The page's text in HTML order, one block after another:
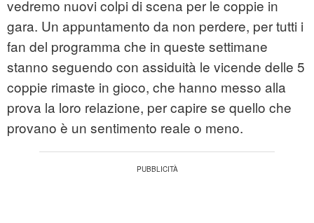
vedremo nuovi colpi di scena per le coppie in
gara. Un appuntamento da non perdere, per tutti i
fan del programma che in queste settimane
stanno seguendo con assiduità le vicende delle 5
coppie rimaste in gioco, che hanno messo alla
prova la loro relazione, per capire se quello che
provano è un sentimento reale o meno.